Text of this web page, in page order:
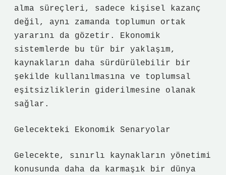
alma süreçleri, sadece kişisel kazanç
değil, aynı zamanda toplumun ortak
yararını da gözetir. Ekonomik
sistemlerde bu tür bir yaklaşım,
kaynakların daha sürdürülebilir bir
şekilde kullanılmasına ve toplumsal
eşitsizliklerin giderilmesine olanak
sağlar.
Gelecekteki Ekonomik Senaryolar
Gelecekte, sınırlı kaynakların yönetimi
konusunda daha da karmaşık bir dünya